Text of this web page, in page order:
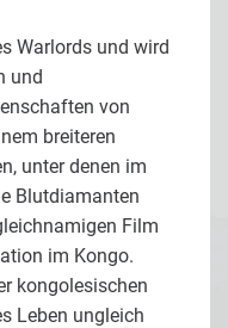
Warlords und wird
und
von
breiteren
unter denen im
Blutdiamanten
Film
im Kongo.
kongolesischen
Leben ungleich